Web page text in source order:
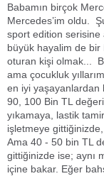
Babamın birçok
Mercedes’im oldu.
sport edition
büyük hayalim de
oturan kişi olmak...
ama çocukluk
en iyi yaşayanlardan
90, 100 Bin TL
yıkamaya, lastik
işletmeye
Ama 40 - 50 bin TL
gittiğinizde ise; aynı
içine bakar. Eğer